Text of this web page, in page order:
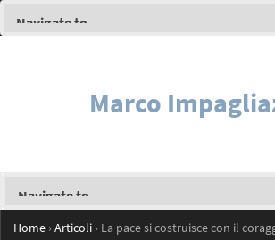
Marco
Home › Articoli › La pace si costruisce con il